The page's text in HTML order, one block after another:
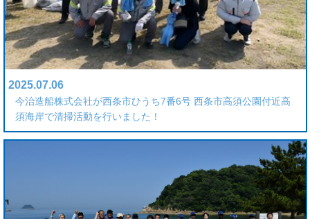
2025.07.06
今治造船株式会社が西条市ひうち7番6号 西条市高須公園付近高
須海岸で清掃活動を行いました！